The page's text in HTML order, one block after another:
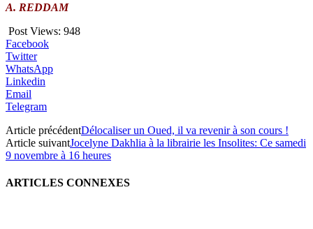
A. REDDAM
Post Views: 948
Facebook
Twitter
WhatsApp
Linkedin
Email
Telegram
Article précédentDélocaliser un Oued, il va revenir à son cours !
Article suivantJocelyne Dakhlia à la librairie les Insolites: Ce samedi
9 novembre à 16 heures
ARTICLES CONNEXES